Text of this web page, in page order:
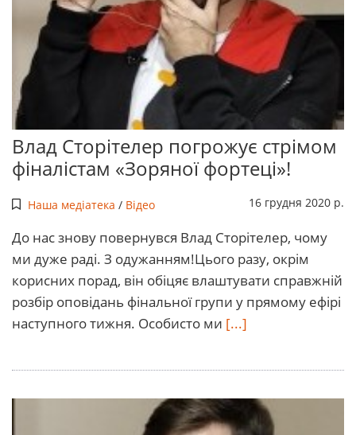
Влад Сторітелер погрожує стрімом
фіналістам «Зоряної фортеці»!
Наша медіатека / Відео 16 грудня 2020 р.
До нас знову повернувся Влад Сторітелер, чому
ми дуже раді. З одужанням!Цього разу, окрім
корисних порад, він обіцяє влаштувати справжній
розбір оповідань фінальної групи у прямому ефірі
наступного тижня. Особисто ми [...]